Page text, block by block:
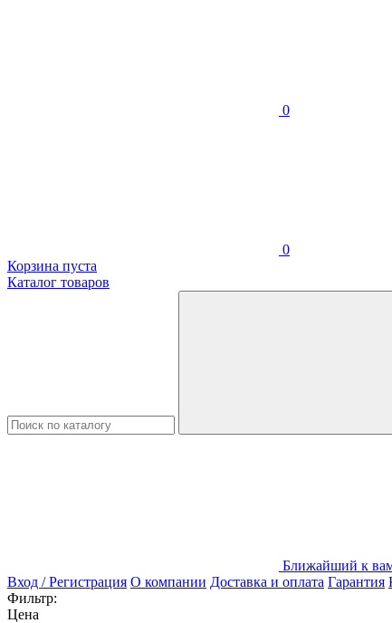
0
0
Корзина пуста
Каталог товаров
Ближайший к
Вход / Регистрация О компании Доставка и оплата Гарантия
Фильтр:
Цена